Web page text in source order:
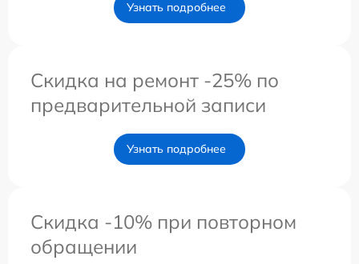
Узнать подробнее
Скидка на ремонт -25% по
предварительной записи
Узнать подробнее
Скидка -10% при повторном
обращении